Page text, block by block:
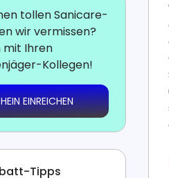
tollen Sanicare-
wir vermissen?
mit Ihren
Kollegen!
EINREICHEN
Tipps